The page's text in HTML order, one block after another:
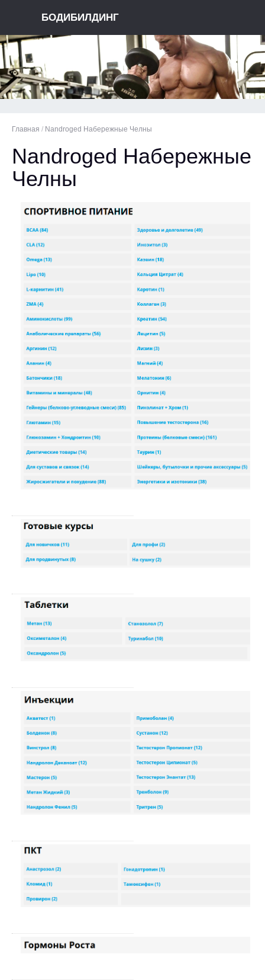
БОДИБИЛДИНГ
Главная / Nandroged Набережные Челны
Nandroged Набережные
Челны